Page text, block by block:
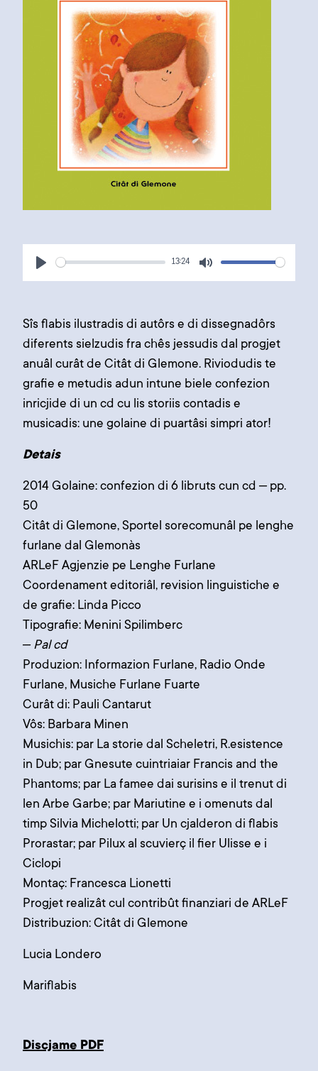
13:24
Sîs flabis ilustradis di autôrs e di dissegnadôrs
diferents sielzudis fra chês jessudis dal progjet
anuâl curât de Citât di Glemone. Riviodudis te
grafie e metudis adun intune biele confezion
inricjide di un cd cu lis storiis contadis e
musicadis: une golaine di puartâsi simpri ator!
Detais
2014 Golaine: confezion di 6 libruts cun cd – pp.
50
Citât di Glemone, Sportel sorecomunâl pe lenghe
furlane dal Glemonàs
ARLeF Agjenzie pe Lenghe Furlane
Coordenament editoriâl, revision linguistiche e
de grafie: Linda Picco
Tipografie: Menini Spilimberc
– Pal cd
Produzion: Informazion Furlane, Radio Onde
Furlane, Musiche Furlane Fuarte
Curât di: Pauli Cantarut
Vôs: Barbara Minen
Musichis: par La storie dal Scheletri, R.esistence
in Dub; par Gnesute cuintriaiar Francis and the
Phantoms; par La famee dai surisins e il trenut di
len Arbe Garbe; par Mariutine e i omenuts dal
timp Silvia Michelotti; par Un cjalderon di flabis
Prorastar; par Pilux al scuvierç il fier Ulisse e i
Ciclopi
Montaç: Francesca Lionetti
Progjet realizât cul contribût finanziari de ARLeF
Distribuzion: Citât di Glemone
Lucia Londero
Mariflabis
Discjame PDF